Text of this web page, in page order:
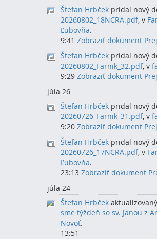
Štefan Hrbček pridal nový
20260802_18NCRA.pdf, v
Ľubovňa.
9:41 Zobraziť dokument
Štefan Hrbček pridal nový
20260802_Farnik_32.pdf, v
9:29 Zobraziť dokument
júla 26
Štefan Hrbček pridal nový
20260726_Farnik_31.pdf, v
9:20 Zobraziť dokument
Štefan Hrbček pridal nový
20260726_17NCRA.pdf, v
Ľubovňa.
23:13 Zobraziť dokument
júla 24
Štefan Hrbček
sme týždeň so sv. Janou z
Novoť.
13:51